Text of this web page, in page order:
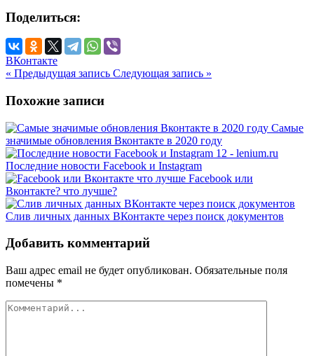
Поделиться:
ВКонтакте
« Предыдущая запись Следующая запись »
Похожие записи
Самые
значимые обновления Вконтакте в 2020 году
Последние новости Facebook и Instagram
Facebook или
Вконтакте? что лучше?
Слив личных данных ВКонтакте через поиск документов
Добавить комментарий
Ваш адрес email не будет опубликован. Обязательные поля
помечены *